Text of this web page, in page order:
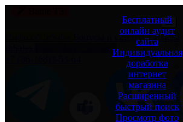
Бесплатный
онлайн аудит
сайта
Индивидуальная
доработка
интернет
магазина
Расширенный
быстрый поиск
Просмотр фото
Бонусы и скидкиТарифы
Блог «Запусти сам»